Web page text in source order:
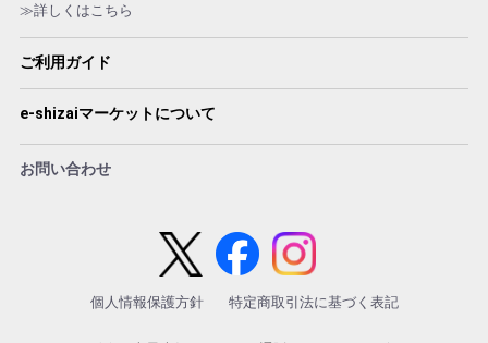
≫詳しくはこちら
ご利用ガイド
e-shizaiマーケットについて
お問い合わせ
個人情報保護方針 特定商取引法に基づく表記